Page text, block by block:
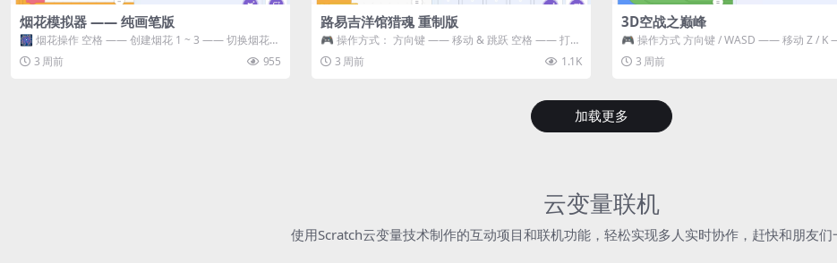
烟花模拟器 —— 纯画笔版
🎆 烟花操作 空格 —— 创建烟花 1 ~ 3 —— 切换烟花类
型 普通烟花 嘶...
3 周前 955
路易吉洋馆猎魂 重制版
🎮 操作方式： 方向键 —— 移动 & 跳跃 空格 —— 打开
宝箱 将你...
3 周前 1.1K
3D空战之巅峰
🎮 操作方式 方向键 / WASD —— 移动 Z / K
攻击...
3 周前
加载更多
云变量联机
使用Scratch云变量技术制作的互动项目和联机功能，轻松实现多人实时协作，赶快和朋友们